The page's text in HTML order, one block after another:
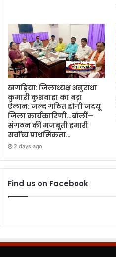
खगड़िया: जिलाध्यक्ष अनुराधा
कुमारी कुशवाहा का बड़ा
ऐलान: जल्द गठित होगी जदयू
जिला कार्यकारिणी…बोलीं—
संगठन की मजबूती हमारी
सर्वोच्च प्राथमिकता…
2 days ago
Find us on Facebook